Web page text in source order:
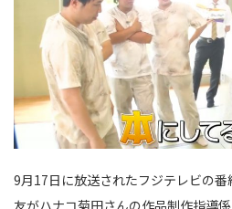
9月17日に放送されたフジテレビの
友がハナコ菊田さんの作品制作指導